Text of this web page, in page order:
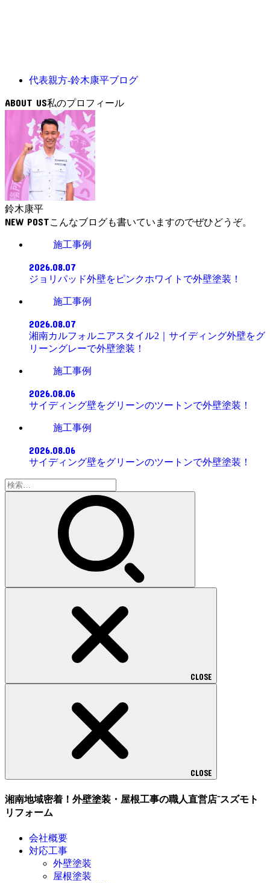
代表親方-鈴木康平ブログ
ABOUT US
鈴木康平
NEW POST
施工事例
2026.08.07
ジョリパッド外壁をピンクホワイトで外壁塗装！
施工事例
2026.08.07
湘南カルフォルニアスタイル2｜サイディング外壁をグ
リーングレーで外壁塗装！
施工事例
2026.08.06
サイディング壁をグリーンのツートンで外壁塗装！
施工事例
2026.08.06
サイディング壁をグリーンのツートンで外壁塗装！
検
索:
CLOSE
CLOSE
湘南地域密着！外壁塗装・屋根工事の職人直営店⁻スズモト
リフォーム
会社概要
対応工事
外壁塗装
屋根塗装